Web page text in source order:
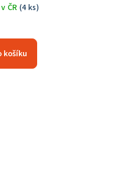
ČR (4 ks)
hodnocení
produktu
košíku